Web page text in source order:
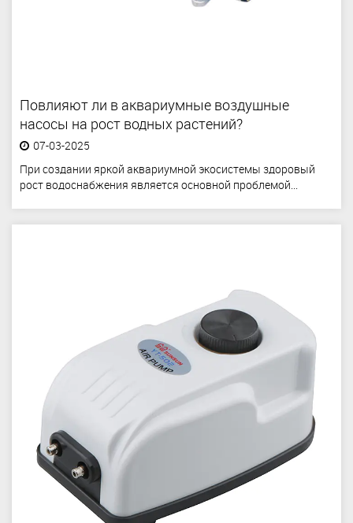
Повлияют ли в аквариумные воздушные
насосы на рост водных растений?
07-03-2025
При создании яркой аквариумной экосистемы здоровый
рост водоснабжения является основной проблемой...